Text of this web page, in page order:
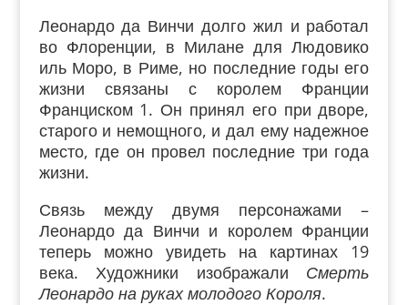
Леонардо да Винчи долго жил и работал
во Флоренции, в Милане для Людовико
иль Моро, в Риме, но последние годы его
жизни связаны с королем Франции
Франциском 1. Он принял его при дворе,
старого и немощного, и дал ему надежное
место, где он провел последние три года
жизни.
Связь между двумя персонажами –
Леонардо да Винчи и королем Франции
теперь можно увидеть на картинах 19
века. Художники изображали Смерть
Леонардо на руках молодого Короля.